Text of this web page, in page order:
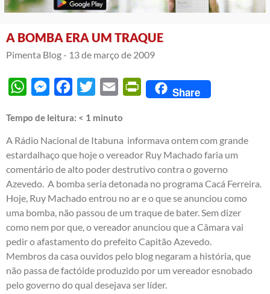
A BOMBA ERA UM TRAQUE
Pimenta Blog - 13 de março de 2009
WhatsAppMessengerFacebook
Twitter Email PrintFriendly
Share
Tempo de leitura: < 1 minuto
A Rádio Nacional de Itabuna informava ontem com grande
estardalhaço que hoje o vereador Ruy Machado faria um
comentário de alto poder destrutivo contra o governo
Azevedo. A bomba seria detonada no programa Cacá Ferreira.
Hoje, Ruy Machado entrou no ar e o que se anunciou como
uma bomba, não passou de um traque de bater. Sem dizer
como nem por que, o vereador anunciou que a Câmara vai
pedir o afastamento do prefeito Capitão Azevedo.
Membros da casa ouvidos pelo blog negaram a história, que
não passa de factóide produzido por um vereador esnobado
pelo governo do qual desejava ser líder.